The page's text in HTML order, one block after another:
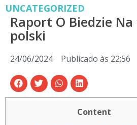
UNCATEGORIZED
Raport O Biedzie
polski
24/06/2024 Publicado às 22:56
Content